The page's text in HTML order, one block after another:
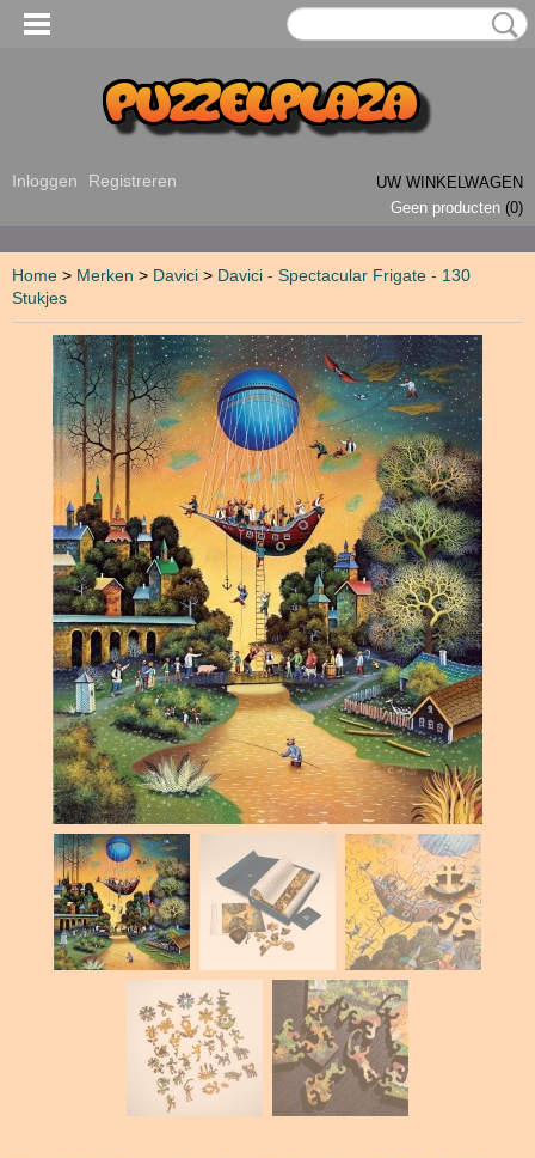
Inloggen Registreren
UW WINKELWAGEN
Geen producten (0)
Home > Merken > Davici > Davici - Spectacular Frigate - 130
Stukjes